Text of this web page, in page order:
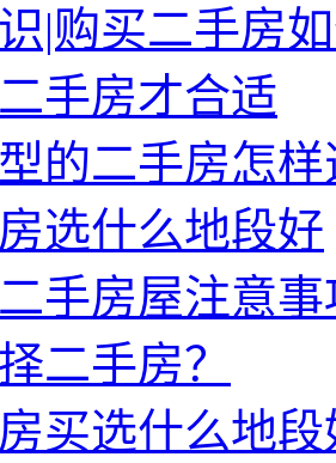
|购买二手房
手房才合适
的二手房怎样
选什么地段好
手房屋注意事
二手房？
买选什么地段